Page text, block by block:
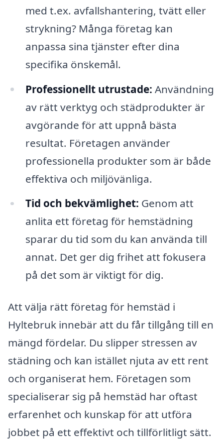
med t.ex. avfallshantering, tvätt eller
strykning? Många företag kan
anpassa sina tjänster efter dina
specifika önskemål.
Professionellt utrustade: Användning
av rätt verktyg och städprodukter är
avgörande för att uppnå bästa
resultat. Företagen använder
professionella produkter som är både
effektiva och miljövänliga.
Tid och bekvämlighet: Genom att
anlita ett företag för hemstädning
sparar du tid som du kan använda till
annat. Det ger dig frihet att fokusera
på det som är viktigt för dig.
Att välja rätt företag för hemstäd i
Hyltebruk innebär att du får tillgång till en
mängd fördelar. Du slipper stressen av
städning och kan istället njuta av ett rent
och organiserat hem. Företagen som
specialiserar sig på hemstäd har oftast
erfarenhet och kunskap för att utföra
jobbet på ett effektivt och tillförlitligt sätt.